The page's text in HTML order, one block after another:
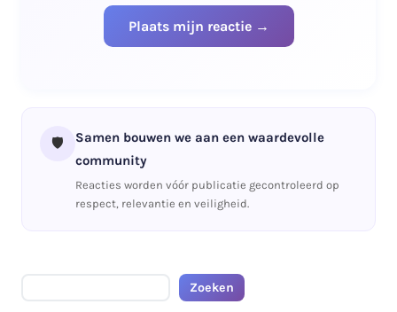
🛡️
Samen bouwen we aan een waardevolle
community
Reacties worden vóór publicatie gecontroleerd op
respect, relevantie en veiligheid.
Zoeken